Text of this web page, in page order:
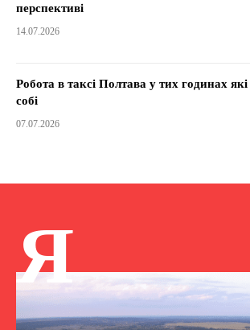
перспективі
14.07.2026
Робота в таксі Полтава у тих годинах
собі
07.07.2026
Я